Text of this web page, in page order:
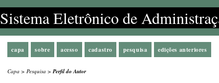
Sistema Eletrônico de
capa sobre acesso cadastro pesquisa edições anteriores
Capa > Pesquisa >Perfil do Autor